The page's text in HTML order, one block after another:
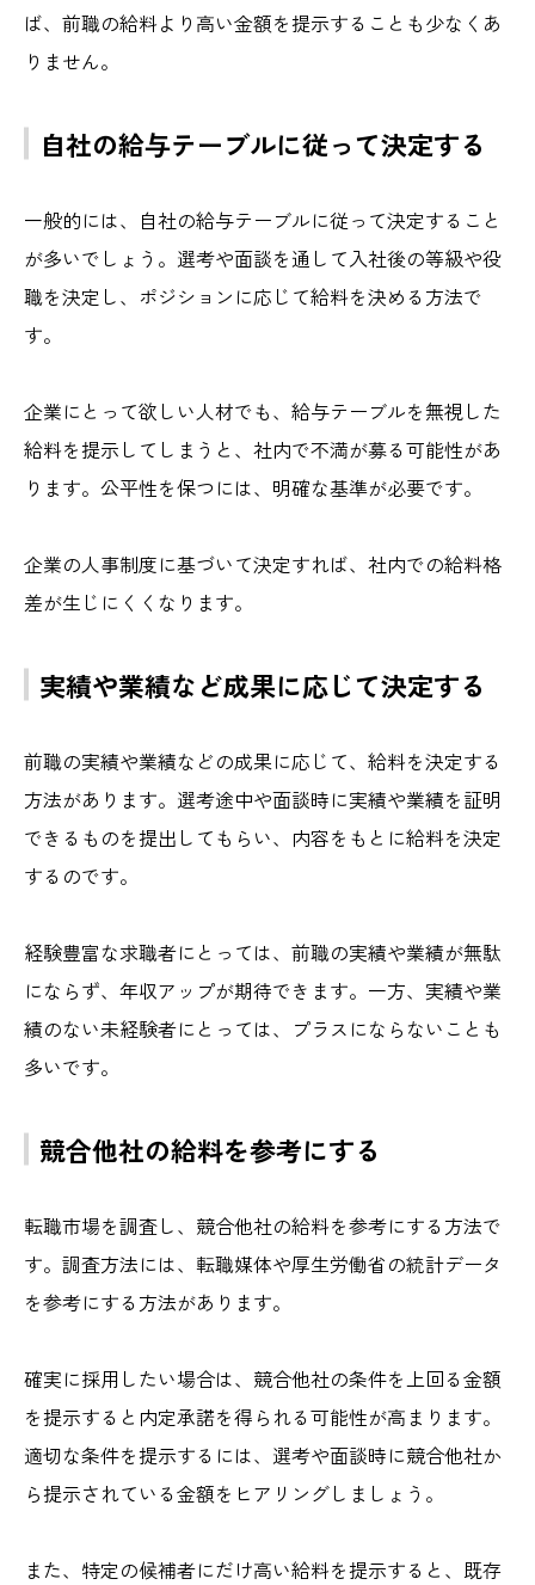
ば、前職の給料より高い金額を提示することも少なくあ
りません。
自社の給与テーブルに従って決定する
一般的には、自社の給与テーブルに従って決定すること
が多いでしょう。選考や面談を通して入社後の等級や役
職を決定し、ポジションに応じて給料を決める方法で
す。
企業にとって欲しい人材でも、給与テーブルを無視した
給料を提示してしまうと、社内で不満が募る可能性があ
ります。公平性を保つには、明確な基準が必要です。
企業の人事制度に基づいて決定すれば、社内での給料格
差が生じにくくなります。
実績や業績など成果に応じて決定する
前職の実績や業績などの成果に応じて、給料を決定する
方法があります。選考途中や面談時に実績や業績を証明
できるものを提出してもらい、内容をもとに給料を決定
するのです。
経験豊富な求職者にとっては、前職の実績や業績が無駄
にならず、年収アップが期待できます。一方、実績や業
績のない未経験者にとっては、プラスにならないことも
多いです。
競合他社の給料を参考にする
転職市場を調査し、競合他社の給料を参考にする方法で
す。調査方法には、転職媒体や厚生労働省の統計データ
を参考にする方法があります。
確実に採用したい場合は、競合他社の条件を上回る金額
を提示すると内定承諾を得られる可能性が高まります。
適切な条件を提示するには、選考や面談時に競合他社か
ら提示されている金額をヒアリングしましょう。
また、特定の候補者にだけ高い給料を提示すると、既存